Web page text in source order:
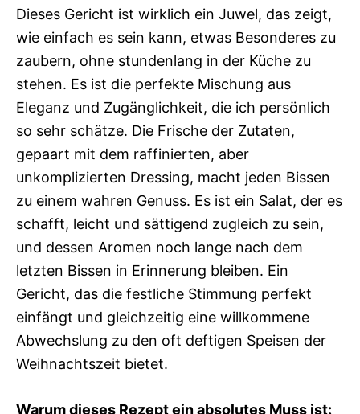
Dieses Gericht ist wirklich ein Juwel, das zeigt,
wie einfach es sein kann, etwas Besonderes zu
zaubern, ohne stundenlang in der Küche zu
stehen. Es ist die perfekte Mischung aus
Eleganz und Zugänglichkeit, die ich persönlich
so sehr schätze. Die Frische der Zutaten,
gepaart mit dem raffinierten, aber
unkomplizierten Dressing, macht jeden Bissen
zu einem wahren Genuss. Es ist ein Salat, der es
schafft, leicht und sättigend zugleich zu sein,
und dessen Aromen noch lange nach dem
letzten Bissen in Erinnerung bleiben. Ein
Gericht, das die festliche Stimmung perfekt
einfängt und gleichzeitig eine willkommene
Abwechslung zu den oft deftigen Speisen der
Weihnachtszeit bietet.
Warum dieses Rezept ein absolutes Muss ist: